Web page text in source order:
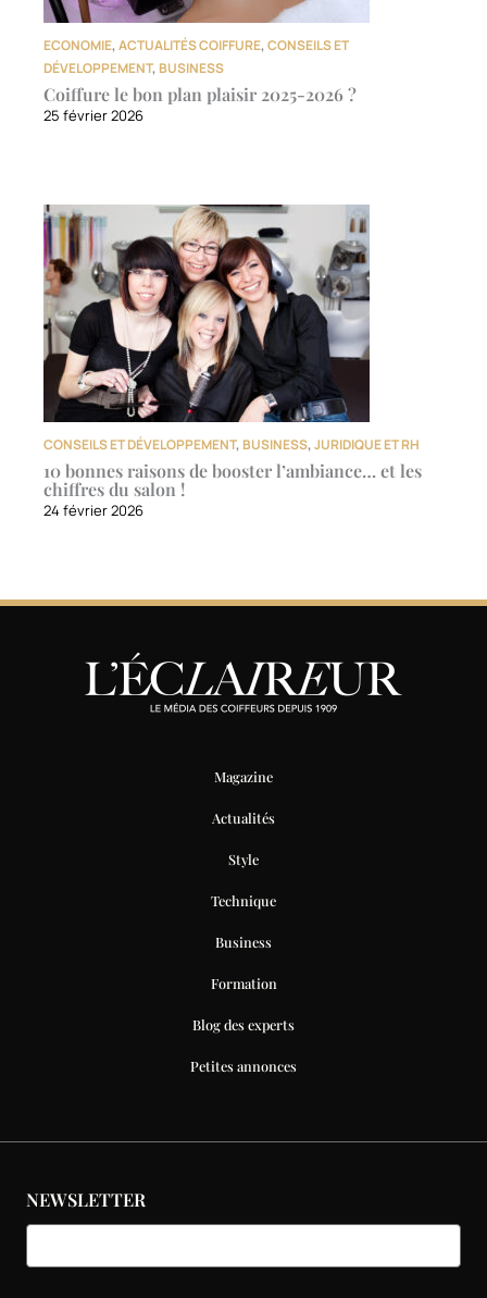
ECONOMIE,ACTUALITÉS COIFFURE,CONSEILS ET
DÉVELOPPEMENT, BUSINESS
Coiffure le bon plan plaisir 2025-2026 ?
25 février 2026
CONSEILS ET DÉVELOPPEMENT, BUSINESS,JURIDIQUE ET RH
10 bonnes raisons de booster l’ambiance… et les
chiffres du salon !
24 février 2026
Magazine
Actualités
Style
Technique
Business
Formation
Blog des experts
Petites annonces
NEWSLETTER